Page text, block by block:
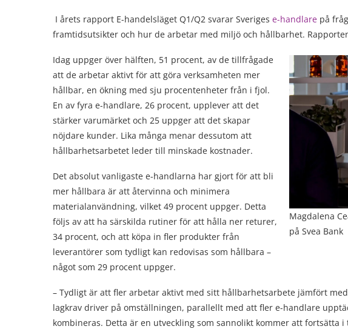
I årets rapport E-handelsläget Q1/Q2 svarar Sveriges e-handlare på
framtidsutsikter och hur de arbetar med miljö och hållbarhet.
Magdalena
på Svea Bank
Idag uppger över hälften, 51 procent, av de tillfrågade
att de arbetar aktivt för att göra verksamheten mer
hållbar, en ökning med sju procentenheter från i fjol.
En av fyra e-handlare, 26 procent, upplever att det
stärker varumärket och 25 uppger att det skapar
nöjdare kunder. Lika många menar dessutom att
hållbarhetsarbetet leder till minskade kostnader.
Det absolut vanligaste e-handlarna har gjort för att bli
mer hållbara är att återvinna och minimera
materialanvändning, vilket 49 procent uppger. Detta
följs av att ha särskilda rutiner för att hålla ner returer,
34 procent, och att köpa in fler produkter från
leverantörer som tydligt kan redovisas som hållbara –
något som 29 procent uppger.
– Tydligt är att fler arbetar aktivt med sitt hållbarhetsarbete jämfört
lagkrav driver på omställningen, parallellt med att fler e-handlare
kombineras. Detta är en utveckling som sannolikt kommer att fortsätta